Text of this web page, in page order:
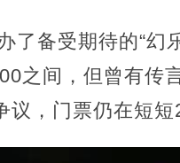
了备受期待的“幻
之间，但曾有传
议，门票仍在短短